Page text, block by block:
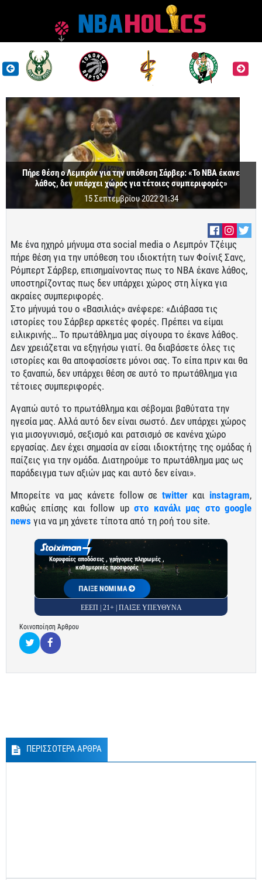
Πήρε θέση ο Λεμπρόν για την υπόθεση Σάρβερ: «Το ΝΒΑ έκανε
λάθος, δεν υπάρχει χώρος για τέτοιες συμπεριφορές»
15 Σεπτεμβρίου 2022 21:34
Με ένα ηχηρό μήνυμα στα social media ο Λεμπρόν Τζέιμς
πήρε θέση για την υπόθεση του ιδιοκτήτη των Φοίνιξ Σανς,
Ρόμπερτ Σάρβερ, επισημαίνοντας πως το ΝΒΑ έκανε λάθος,
υποστηρίζοντας πως δεν υπάρχει χώρος στη λίγκα για
ακραίες συμπεριφορές.
Στο μήνυμά του ο «Βασιλιάς» ανέφερε: «Διάβασα τις
ιστορίες του Σάρβερ αρκετές φορές. Πρέπει να είμαι
ειλικρινής… Το πρωτάθλημα μας σίγουρα το έκανε λάθος.
Δεν χρειάζεται να εξηγήσω γιατί. Θα διαβάσετε όλες τις
ιστορίες και θα αποφασίσετε μόνοι σας. Το είπα πριν και θα
το ξαναπώ, δεν υπάρχει θέση σε αυτό το πρωτάθλημα για
τέτοιες συμπεριφορές.
Αγαπώ αυτό το πρωτάθλημα και σέβομαι βαθύτατα την
ηγεσία μας. Αλλά αυτό δεν είναι σωστό. Δεν υπάρχει χώρος
για μισογυνισμό, σεξισμό και ρατσισμό σε κανένα χώρο
εργασίας. Δεν έχει σημασία αν είσαι ιδιοκτήτης της ομάδας ή
παίζεις για την ομάδα. Διατηρούμε το πρωτάθλημα μας ως
παράδειγμα των αξιών μας και αυτό δεν είναι».
Μπορείτε να μας κάνετε follow σεtwitter και instagram,
καθώς επίσης και follow upστο κανάλι μας στο google
news για να μη χάνετε τίποτα από τη ροή του site.
Κορυφαίες αποδόσεις , γρήγορες πληρωμές ,
καθημερινές προσφορές
ΠΑΙΞΕ ΝΟΜΙΜΑ
ΕΕΕΠ | 21+ | ΠΑΙΞΕ ΥΠΕΥΘΥΝΑ
Κοινοποίηση Άρθρου
ΠΕΡΙΣΣΟΤΕΡΑ ΑΡΘΡΑ